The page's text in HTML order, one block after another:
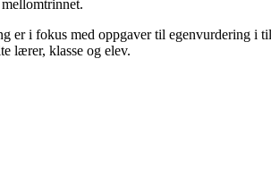
er i fokus med oppgaver til egenvurdering
lærer, klasse og elev.